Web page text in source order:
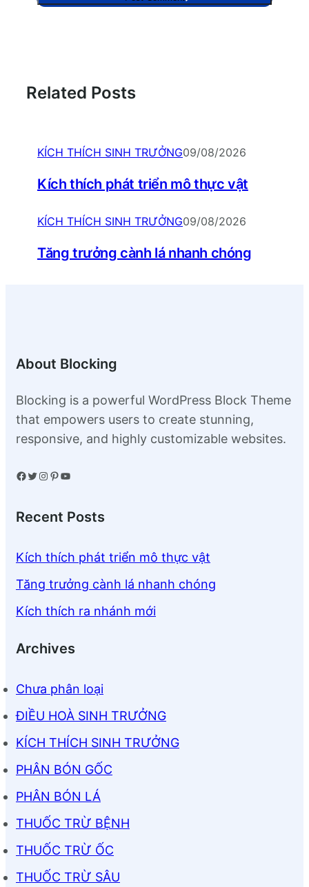
Related Posts
KÍCH THÍCH SINH TRƯỞNG09/08/2026
Kích thích phát triển mô thực vật
KÍCH THÍCH SINH TRƯỞNG09/08/2026
Tăng trưởng cành lá nhanh chóng
About Blocking
Blocking is a powerful WordPress Block Theme
that empowers users to create stunning,
responsive, and highly customizable websites.
Facebook Twitter Instagram Pinterest YouTube
Recent Posts
Kích thích phát triển mô thực vật
Tăng trưởng cành lá nhanh chóng
Kích thích ra nhánh mới
Archives
Chưa phân loại
ĐIỀU HOÀ SINH TRƯỞNG
KÍCH THÍCH SINH TRƯỞNG
PHÂN BÓN GỐC
PHÂN BÓN LÁ
THUỐC TRỪ BỆNH
THUỐC TRỪ ỐC
THUỐC TRỪ SÂU